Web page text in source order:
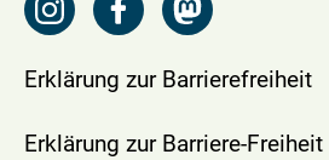
Erklärung zur Barrierefreiheit
Erklärung zur Barriere-